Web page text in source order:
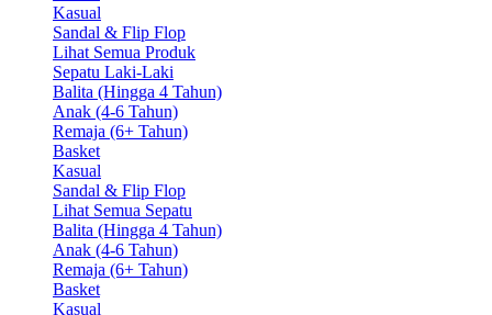
Kasual
Sandal & Flip Flop
Lihat Semua Produk
Sepatu Laki-Laki
Balita (Hingga 4 Tahun)
Anak (4-6 Tahun)
Remaja (6+ Tahun)
Basket
Kasual
Sandal & Flip Flop
Lihat Semua Sepatu
Balita (Hingga 4 Tahun)
Anak (4-6 Tahun)
Remaja (6+ Tahun)
Basket
Kasual